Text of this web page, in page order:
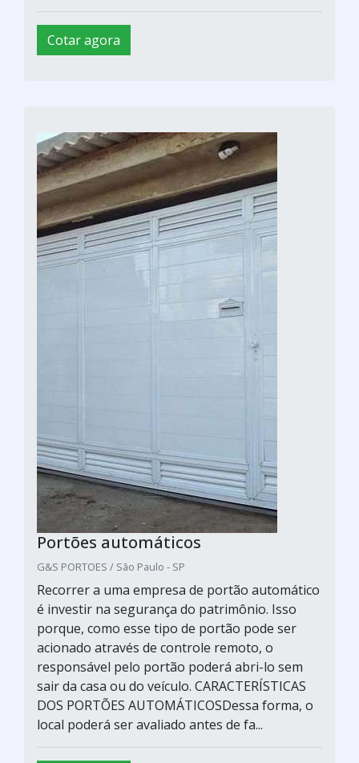
Cotar agora
Portões automáticos
G&S PORTOES / São Paulo - SP
Recorrer a uma empresa de portão automático
é investir na segurança do patrimônio. Isso
porque, como esse tipo de portão pode ser
acionado através de controle remoto, o
responsável pelo portão poderá abri-lo sem
sair da casa ou do veículo. CARACTERÍSTICAS
DOS PORTÕES AUTOMÁTICOSDessa forma, o
local poderá ser avaliado antes de fa...